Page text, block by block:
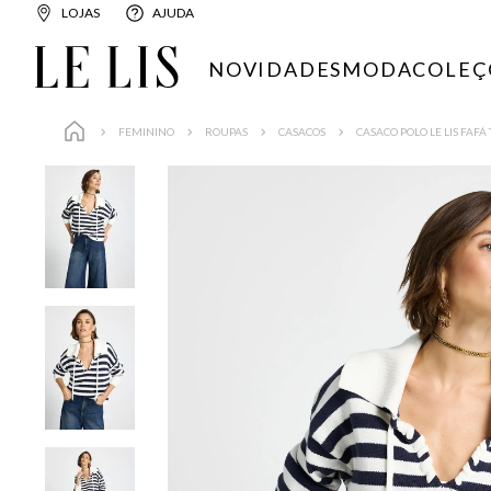
LOJAS AJUDA
NOVIDADESMODA
FEMININO ROUPAS CASACOS CASACO POLO LE LIS